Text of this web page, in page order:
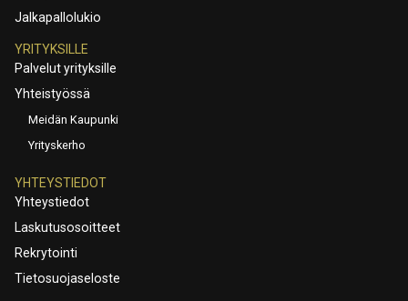
Jalkapallolukio
YRITYKSILLE
Palvelut yrityksille
Yhteistyössä
Meidän Kaupunki
Yrityskerho
YHTEYSTIEDOT
Yhteystiedot
Laskutusosoitteet
Rekrytointi
Tietosuojaseloste